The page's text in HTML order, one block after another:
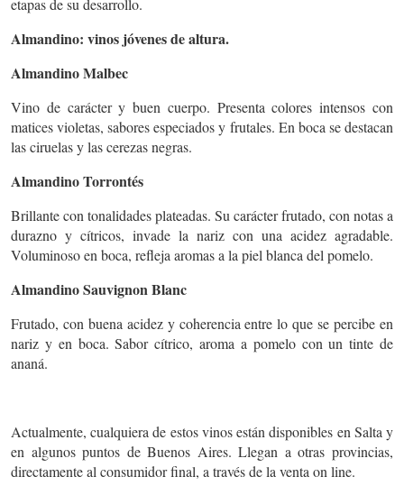
etapas de su desarrollo.
Almandino: vinos jóvenes de altura.
Almandino Malbec
Vino de carácter y buen cuerpo. Presenta colores intensos con
matices violetas, sabores especiados y frutales. En boca se destacan
las ciruelas y las cerezas negras.
Almandino Torrontés
Brillante con tonalidades plateadas. Su carácter frutado, con notas a
durazno y cítricos, invade la nariz con una acidez agradable.
Voluminoso en boca, refleja aromas a la piel blanca del pomelo.
Almandino Sauvignon Blanc
Frutado, con buena acidez y coherencia entre lo que se percibe en
nariz y en boca. Sabor cítrico, aroma a pomelo con un tinte de
ananá.
Actualmente, cualquiera de estos vinos están disponibles en Salta y
en algunos puntos de Buenos Aires. Llegan a otras provincias,
directamente al consumidor final, a través de la venta on line.